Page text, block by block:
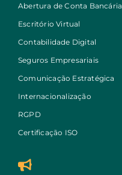
Abertura de Conta Bancária
Escritório Virtual
Contabilidade Digital
Seguros Empresariais
Comunicação Estratégica
Internacionalização
RGPD
Certificação ISO